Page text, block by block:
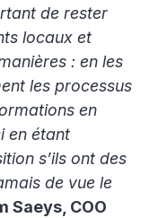
de rester
locaux et
: en les
les processus
en
en étant
s’ils ont des
de vue le
Saeys, COO